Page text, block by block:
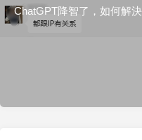
ChatGPT降智了，如何解決